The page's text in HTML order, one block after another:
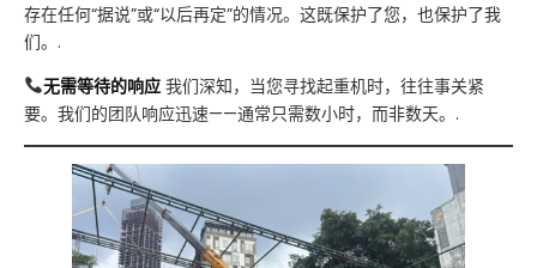
存在任何“据说”或“以后再定”的情况。这既保护了您，也保护了我
们。.
无需等待的响应我们深知，当您寻找起重机时，往往事关紧
要。我们的团队响应迅速——通常只需数小时，而非数天。.